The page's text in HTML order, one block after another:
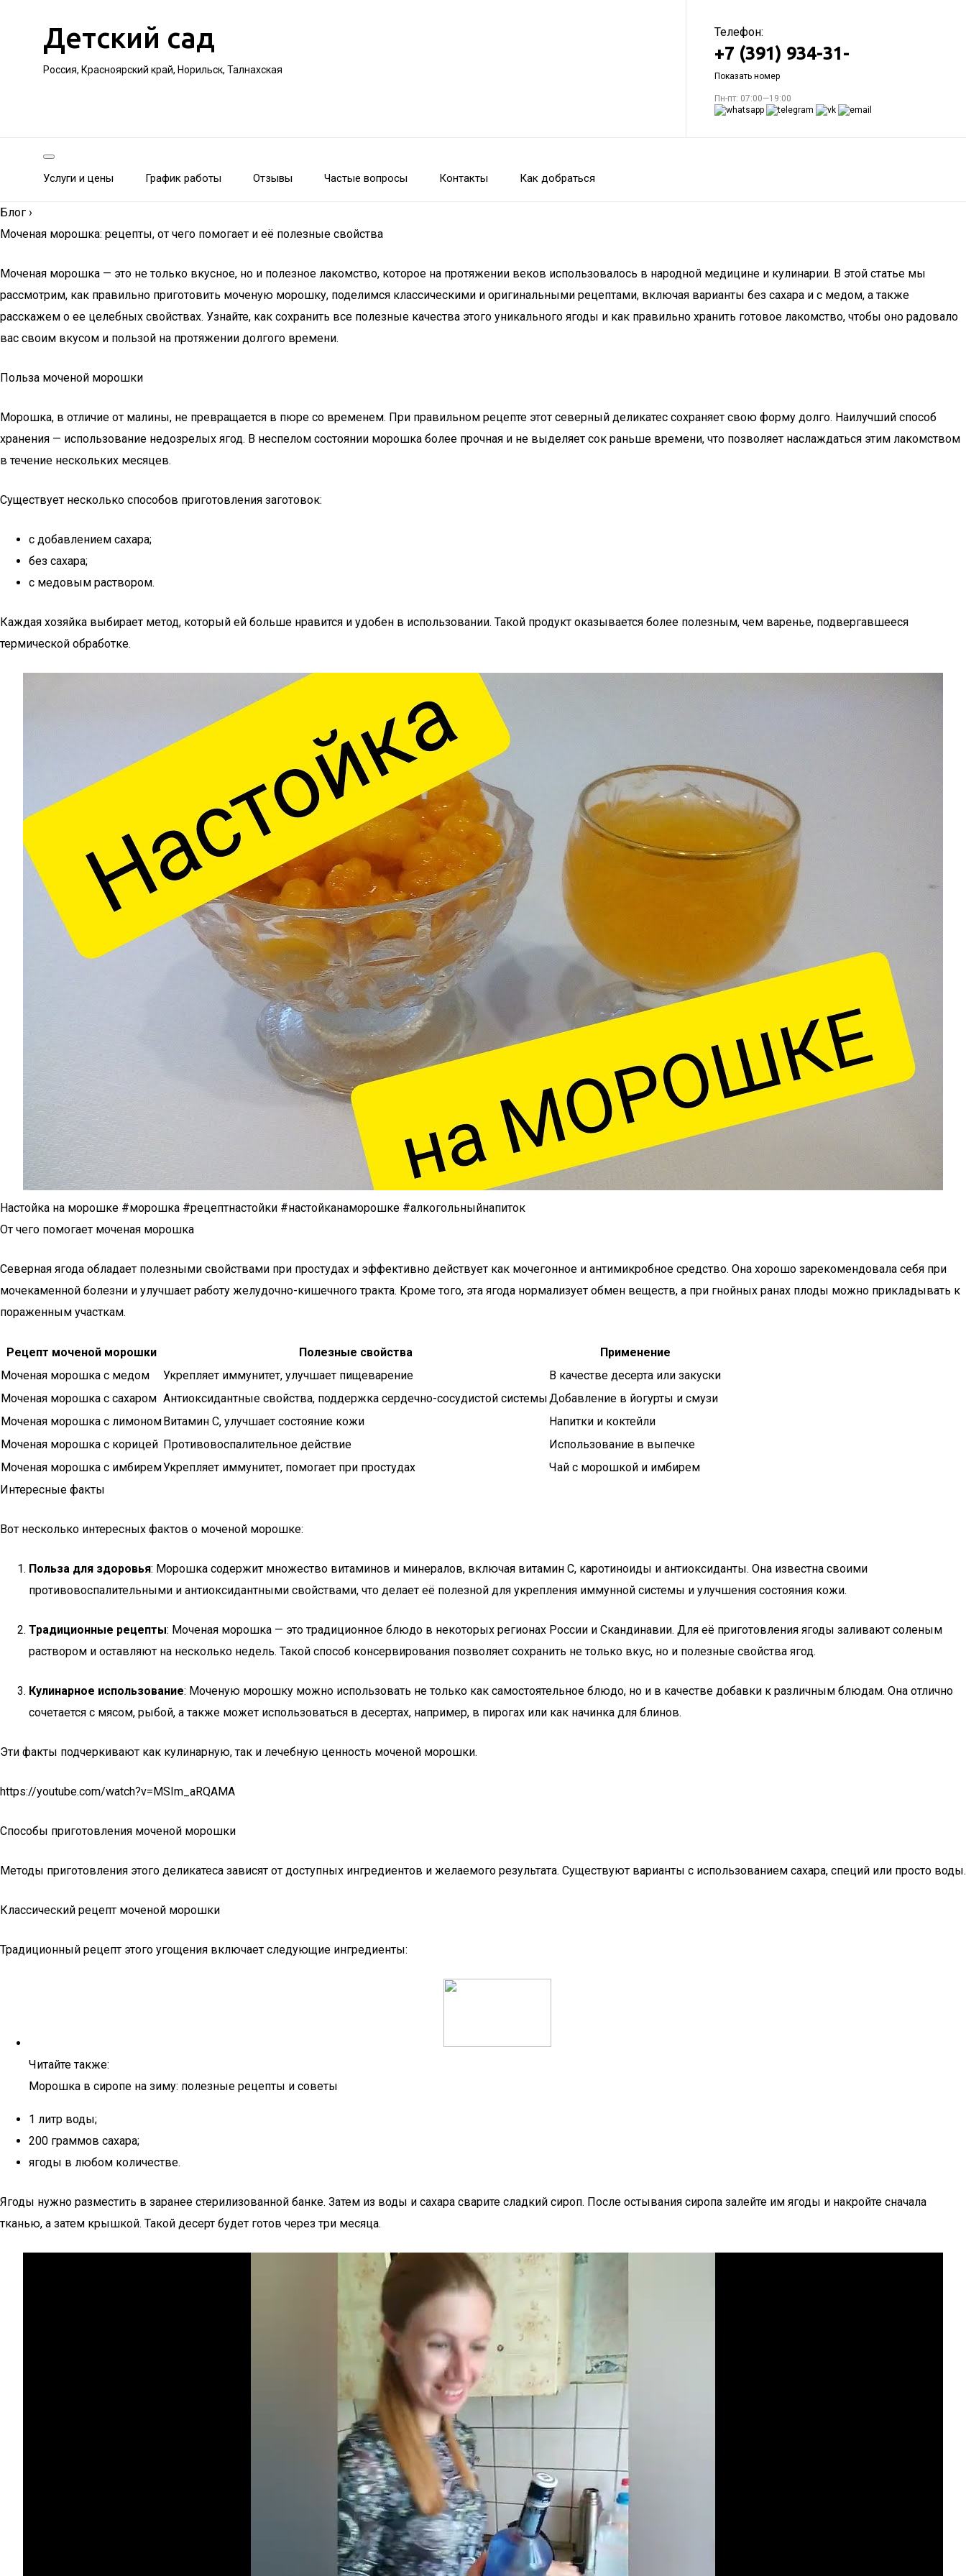
Детский сад
Россия, Красноярский край, Норильск, Талнахская
Телефон:
+7 (391) 934-31-
Показать номер
Пн-пт: 07:00—19:00
Услуги и цены График работы Отзывы Частые вопросы Контакты Как добраться
Блог ›
Моченая морошка: рецепты, от чего помогает и её полезные свойства
Моченая морошка — это не только вкусное, но и полезное лакомство, которое на протяжении веков использовалось в народной медицине и кулинарии. В этой статье мы
рассмотрим, как правильно приготовить моченую морошку, поделимся классическими и оригинальными рецептами, включая варианты без сахара и с медом, а также
расскажем о ее целебных свойствах. Узнайте, как сохранить все полезные качества этого уникального ягоды и как правильно хранить готовое лакомство, чтобы оно радовало
вас своим вкусом и пользой на протяжении долгого времени.
Польза моченой морошки
Морошка, в отличие от малины, не превращается в пюре со временем. При правильном рецепте этот северный деликатес сохраняет свою форму долго. Наилучший способ
хранения — использование недозрелых ягод. В неспелом состоянии морошка более прочная и не выделяет сок раньше времени, что позволяет наслаждаться этим лакомством
в течение нескольких месяцев.
Существует несколько способов приготовления заготовок:
с добавлением сахара;
без сахара;
с медовым раствором.
Каждая хозяйка выбирает метод, который ей больше нравится и удобен в использовании. Такой продукт оказывается более полезным, чем варенье, подвергавшееся
термической обработке.
Настойка на морошке #морошка #рецептнастойки #настойканаморошке #алкогольныйнапиток
От чего помогает моченая морошка
Северная ягода обладает полезными свойствами при простудах и эффективно действует как мочегонное и антимикробное средство. Она хорошо зарекомендовала себя при
мочекаменной болезни и улучшает работу желудочно-кишечного тракта. Кроме того, эта ягода нормализует обмен веществ, а при гнойных ранах плоды можно прикладывать к
пораженным участкам.
Рецепт моченой морошки Полезные свойства
Применение
Моченая морошка с медом
Укрепляет иммунитет, улучшает пищеварение
В качестве десерта или закуски
Моченая морошка с сахаром Антиоксидантные свойства, поддержка сердечно-сосудистой системыДобавление в йогурты и смузи
Моченая морошка с лимономВитамин C, улучшает состояние кожи
Напитки и коктейли
Моченая морошка с корицей Противовоспалительное действие
Использование в выпечке
Моченая морошка с имбиремУкрепляет иммунитет, помогает при простудах
Чай с морошкой и имбирем
Интересные факты
Вот несколько интересных фактов о моченой морошке:
Польза для здоровья: Морошка содержит множество витаминов и минералов, включая витамин C, каротиноиды и антиоксиданты. Она известна своими
противовоспалительными и антиоксидантными свойствами, что делает её полезной для укрепления иммунной системы и улучшения состояния кожи.
Традиционные рецепты: Моченая морошка — это традиционное блюдо в некоторых регионах России и Скандинавии. Для её приготовления ягоды заливают соленым
раствором и оставляют на несколько недель. Такой способ консервирования позволяет сохранить не только вкус, но и полезные свойства ягод.
Кулинарное использование: Моченую морошку можно использовать не только как самостоятельное блюдо, но и в качестве добавки к различным блюдам. Она отлично
сочетается с мясом, рыбой, а также может использоваться в десертах, например, в пирогах или как начинка для блинов.
Эти факты подчеркивают как кулинарную, так и лечебную ценность моченой морошки.
https://youtube.com/watch?v=MSIm_aRQAMA
Способы приготовления моченой морошки
Методы приготовления этого деликатеса зависят от доступных ингредиентов и желаемого результата. Существуют варианты с использованием сахара, специй или просто воды.
Классический рецепт моченой морошки
Традиционный рецепт этого угощения включает следующие ингредиенты:
Читайте также:
Морошка в сиропе на зиму: полезные рецепты и советы
1 литр воды;
200 граммов сахара;
ягоды в любом количестве.
Ягоды нужно разместить в заранее стерилизованной банке. Затем из воды и сахара сварите сладкий сироп. После остывания сиропа залейте им ягоды и накройте сначала
тканью, а затем крышкой. Такой десерт будет готов через три месяца.